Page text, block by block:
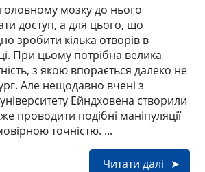
мозку до нього
доступ, а для цього, що
зробити кілька отворів в
При цьому потрібна велика
з якою впорається далеко не
Але нещодавно вчені з
Ейндховена створили
проводити подібні маніпуляції
точністю. ...
Читати далі